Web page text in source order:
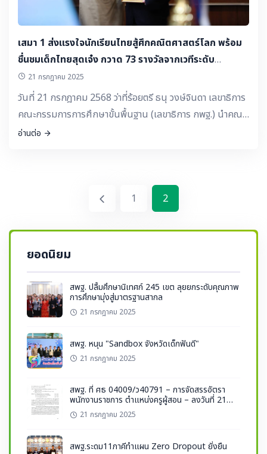
เสมา 1 ส่งแรงใจนักเรียนไทยสู้ศึกคณิตศาสตร์โลก พร้อม
ชื่นชมเด็กไทยสุดเจ๋ง กวาด 73 รางวัลจากเวทีระดับ
นานาชาติ
21 กรกฎาคม 2025
วันที่ 21 กรกฎาคม 2568 ว่าที่ร้อยตรี ธนุ วงษ์จินดา เลขาธิการ
คณะกรรมการการศึกษาขั้นพื้นฐาน (เลขาธิการ กพฐ.) นำคณะ
ผู้แทนนักเรียนไทยที่เข้าร่วมการแข่งขันคณิตศาสตร์โลก ระดับ
2025) จำนวน 12 คน พร้อมด้วยคณะนักเรียนไทยที่สร้างชื่อ
เสียงในเวทีการแข่งขันระดับนานาชาติอื่นๆ ในปีการศึกษา
2567–2568 จำนวน 81 คน รวมทั้งสิ้น 93 คน เข้าพบ
ศ.ดร.นฤมล ภิญโญสินวัฒน์ รัฐมนตรีว่าการกระทรวง
ศึกษาธิการ (รมว.ศธ.) เพื่อรับฟังโอวาทและรับมอบเหรียญ
มณฑล ภาคสุวรรณ์ เลขาธิการคณะกรรมการส่งเสริมการศึกษา
เอกชน นางภัทริยาวรรณ พันธุ์น้อย ผู้ช่วยเลขาธิการคณะ
กรรมการการศึกษาขั้นพื้นฐาน รวมถึงคณะครู และนักเรียน
เข้าร่วม ณ ห้องประชุมราชวัลลภ ชั้น 2 อาคารราชวัลลภ
กระทรวงศึกษาธิการ
อ่านต่อ
1 2
ยอดนิยม
สพฐ. ปลื้มศึกษานิเทศก์ 245 เขต ลุยยกระดับคุณภาพ
การศึกษามุ่งสู่มาตรฐานสากล
21 กรกฎาคม 2025
สพฐ. หนุน "Sandbox จังหวัดเด็กฟันดี"
21 กรกฎาคม 2025
สพฐ. ที่ ศธ 04009/ว40791 – การจัดสรรอัตรา
พนักงานราชการ ตำแหน่งครูผู้สอน – ลงวันที่ 21
กรกฎาคม 2568
21 กรกฎาคม 2025
สพฐ.ระดม11ภาคีทำแผน Zero Dropout ยั่งยืน